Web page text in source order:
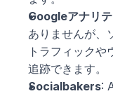
Googleアナリ
ありませんが、
トラフィック
追跡できます。
Socialbakers: